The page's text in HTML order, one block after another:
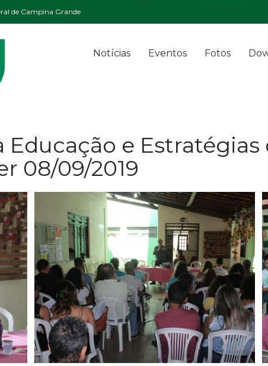
de Campina Grande
Notícias Eventos Fotos
Educação e Estratégias
08/09/2019